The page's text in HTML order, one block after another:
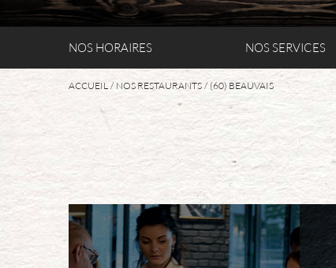
NOS HORAIRES NOS SERVICES
ACCUEIL NOS RESTAURANTS (60) BEAUVAIS